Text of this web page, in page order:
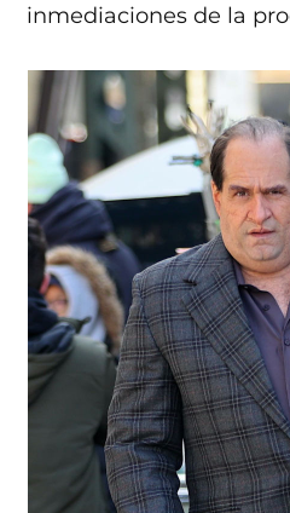
inmediaciones de la